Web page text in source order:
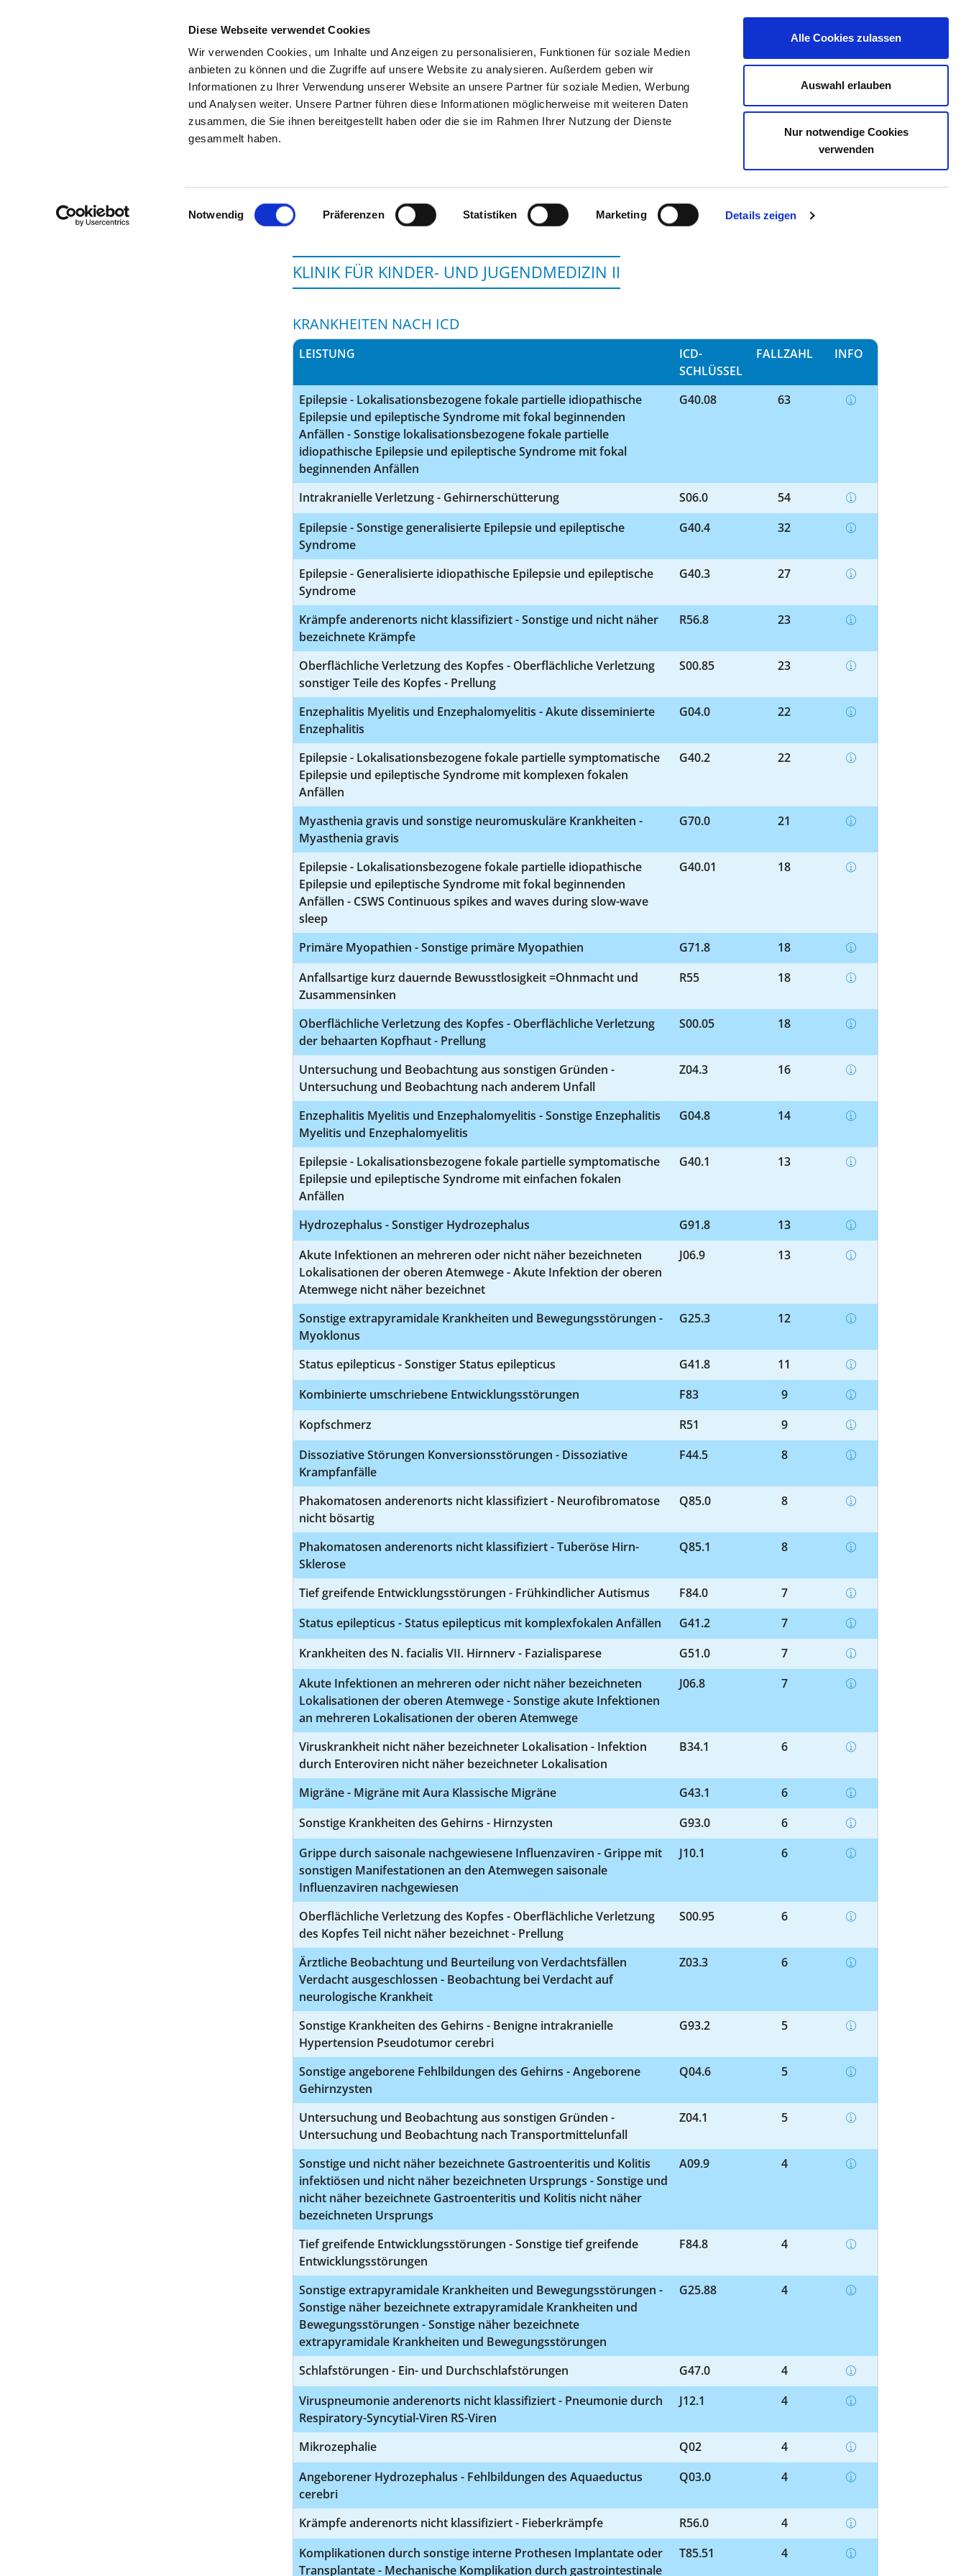
Diese Webseite verwendet Cookies
Wir verwenden Cookies, um Inhalte und Anzeigen zu personalisieren, Funktionen für soziale Medien
anbieten zu können und die Zugriffe auf unsere Website zu analysieren. Außerdem geben wir
Informationen zu Ihrer Verwendung unserer Website an unsere Partner für soziale Medien, Werbung
und Analysen weiter. Unsere Partner führen diese Informationen möglicherweise mit weiteren Daten
zusammen, die Sie ihnen bereitgestellt haben oder die sie im Rahmen Ihrer Nutzung der Dienste
gesammelt haben.
Einwilligungsauswahl
Notwendig Präferenzen Statistiken Marketing Details zeigen
Alle Cookies zulassen
Auswahl erlauben
Nur notwendige Cookies
verwenden
SUCHEN TIPPS & HILFE DAS DKV STELLENBÖRSE KONTAKT IHRE MEINUNG
Startseite der Fachabteilung
UNIVERSITÄTSKLINIKUM SCHLESWIG-HOLSTEIN, CAMPUS KIEL
KLINIK FÜR KINDER- UND JUGENDMEDIZIN II
KRANKHEITEN NACH ICD
LEISTUNG
ICD-
SCHLÜSSEL
FALLZAHL INFO
Epilepsie - Lokalisationsbezogene fokale partielle idiopathische
Epilepsie und epileptische Syndrome mit fokal beginnenden
Anfällen - Sonstige lokalisationsbezogene fokale partielle
idiopathische Epilepsie und epileptische Syndrome mit fokal
beginnenden Anfällen
G40.08 63
Intrakranielle Verletzung - Gehirnerschütterung S06.0
54
Epilepsie - Sonstige generalisierte Epilepsie und epileptische
Syndrome
G40.4 32
Epilepsie - Generalisierte idiopathische Epilepsie und epileptische
Syndrome
G40.3 27
Krämpfe anderenorts nicht klassifiziert - Sonstige und nicht näher
bezeichnete Krämpfe
R56.8 23
Oberflächliche Verletzung des Kopfes - Oberflächliche Verletzung
sonstiger Teile des Kopfes - Prellung
S00.85 23
Enzephalitis Myelitis und Enzephalomyelitis - Akute disseminierte
Enzephalitis
G04.0 22
Epilepsie - Lokalisationsbezogene fokale partielle symptomatische
Epilepsie und epileptische Syndrome mit komplexen fokalen
Anfällen
G40.2 22
Myasthenia gravis und sonstige neuromuskuläre Krankheiten -
Myasthenia gravis
G70.0 21
Epilepsie - Lokalisationsbezogene fokale partielle idiopathische
Epilepsie und epileptische Syndrome mit fokal beginnenden
Anfällen - CSWS Continuous spikes and waves during slow-wave
sleep
G40.01 18
Primäre Myopathien - Sonstige primäre Myopathien G71.8
18
Anfallsartige kurz dauernde Bewusstlosigkeit =Ohnmacht und
Zusammensinken
R55 18
Oberflächliche Verletzung des Kopfes - Oberflächliche Verletzung
der behaarten Kopfhaut - Prellung
S00.05 18
Untersuchung und Beobachtung aus sonstigen Gründen -
Untersuchung und Beobachtung nach anderem Unfall
Z04.3 16
Enzephalitis Myelitis und Enzephalomyelitis - Sonstige Enzephalitis
Myelitis und Enzephalomyelitis
G04.8 14
Epilepsie - Lokalisationsbezogene fokale partielle symptomatische
Epilepsie und epileptische Syndrome mit einfachen fokalen
Anfällen
G40.1 13
Hydrozephalus - Sonstiger Hydrozephalus G91.8
13
Akute Infektionen an mehreren oder nicht näher bezeichneten
Lokalisationen der oberen Atemwege - Akute Infektion der oberen
Atemwege nicht näher bezeichnet
J06.9 13
Sonstige extrapyramidale Krankheiten und Bewegungsstörungen -
Myoklonus
G25.3 12
Status epilepticus - Sonstiger Status epilepticus G41.8
11
Kombinierte umschriebene Entwicklungsstörungen
F83
9
Kopfschmerz
R51
9
Dissoziative Störungen Konversionsstörungen - Dissoziative
Krampfanfälle
F44.5 8
Phakomatosen anderenorts nicht klassifiziert - Neurofibromatose
nicht bösartig
Q85.0 8
Phakomatosen anderenorts nicht klassifiziert - Tuberöse Hirn-
Sklerose
Q85.1 8
Tief greifende Entwicklungsstörungen - Frühkindlicher Autismus F84.0
7
Status epilepticus - Status epilepticus mit komplexfokalen Anfällen
G41.2
7
Krankheiten des N. facialis VII. Hirnnerv - Fazialisparese
G51.0
7
Akute Infektionen an mehreren oder nicht näher bezeichneten
Lokalisationen der oberen Atemwege - Sonstige akute Infektionen
an mehreren Lokalisationen der oberen Atemwege
J06.8 7
Viruskrankheit nicht näher bezeichneter Lokalisation - Infektion
durch Enteroviren nicht näher bezeichneter Lokalisation
B34.1 6
Migräne - Migräne mit Aura Klassische Migräne G43.1
6
Sonstige Krankheiten des Gehirns - Hirnzysten
G93.0
6
Grippe durch saisonale nachgewiesene Influenzaviren - Grippe mit
sonstigen Manifestationen an den Atemwegen saisonale
Influenzaviren nachgewiesen
J10.1 6
Oberflächliche Verletzung des Kopfes - Oberflächliche Verletzung
des Kopfes Teil nicht näher bezeichnet - Prellung
S00.95 6
Ärztliche Beobachtung und Beurteilung von Verdachtsfällen
Verdacht ausgeschlossen - Beobachtung bei Verdacht auf
neurologische Krankheit
Z03.3 6
Sonstige Krankheiten des Gehirns - Benigne intrakranielle
Hypertension Pseudotumor cerebri
G93.2 5
Sonstige angeborene Fehlbildungen des Gehirns - Angeborene
Gehirnzysten
Q04.6 5
Untersuchung und Beobachtung aus sonstigen Gründen -
Untersuchung und Beobachtung nach Transportmittelunfall
Z04.1 5
Sonstige und nicht näher bezeichnete Gastroenteritis und Kolitis
infektiösen und nicht näher bezeichneten Ursprungs - Sonstige und
nicht näher bezeichnete Gastroenteritis und Kolitis nicht näher
bezeichneten Ursprungs
A09.9 4
Tief greifende Entwicklungsstörungen - Sonstige tief greifende
Entwicklungsstörungen
F84.8 4
Sonstige extrapyramidale Krankheiten und Bewegungsstörungen -
Sonstige näher bezeichnete extrapyramidale Krankheiten und
Bewegungsstörungen - Sonstige näher bezeichnete
extrapyramidale Krankheiten und Bewegungsstörungen
G25.88 4
Schlafstörungen - Ein- und Durchschlafstörungen G47.0
4
Viruspneumonie anderenorts nicht klassifiziert - Pneumonie durch
Respiratory-Syncytial-Viren RS-Viren
J12.1 4
Mikrozephalie Q02
4
Angeborener Hydrozephalus - Fehlbildungen des Aquaeductus
cerebri
Q03.0 4
Krämpfe anderenorts nicht klassifiziert - Fieberkrämpfe R56.0
4
Komplikationen durch sonstige interne Prothesen Implantate oder
Transplantate - Mechanische Komplikation durch gastrointestinale
T85.51 4